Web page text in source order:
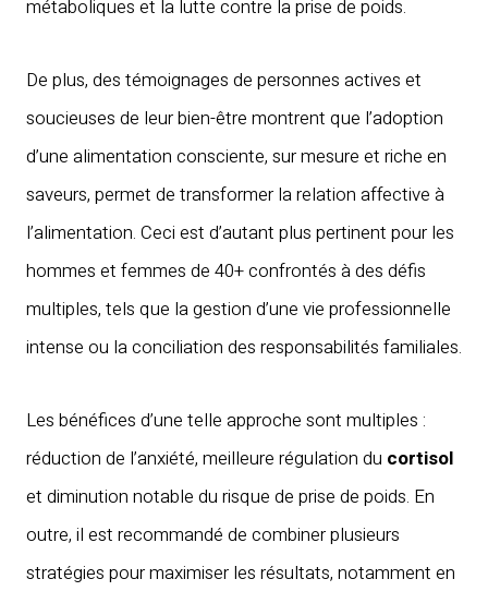
métaboliques et la lutte contre la prise de poids.
De plus, des témoignages de personnes actives et
soucieuses de leur bien-être montrent que l’adoption
d’une alimentation consciente, sur mesure et riche en
saveurs, permet de transformer la relation affective à
l’alimentation. Ceci est d’autant plus pertinent pour les
hommes et femmes de 40+ confrontés à des défis
multiples, tels que la gestion d’une vie professionnelle
intense ou la conciliation des responsabilités familiales.
Les bénéfices d’une telle approche sont multiples :
réduction de l’anxiété, meilleure régulation du cortisol
et diminution notable du risque de prise de poids. En
outre, il est recommandé de combiner plusieurs
stratégies pour maximiser les résultats, notamment en